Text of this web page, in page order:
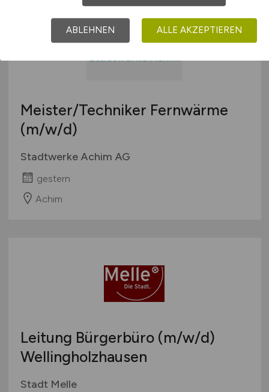
Meister/Techniker Fernwärme
(m/w/d)
Stadtwerke Achim AG
gestern
Achim
Leitung Bürgerbüro (m/w/d)
Wellingholzhausen
Stadt Melle
ABLEHNEN ALLE AKZEPTIEREN